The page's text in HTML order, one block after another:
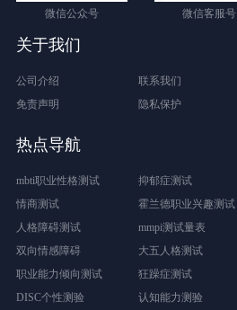
微信公众号 微信客服号
关于我们
公司介绍 联系我们
免责声明
隐私保护
热点导航
mbti职业性格测试 抑郁症测试
情商测试
霍兰德职业兴趣测试
人格障碍测试
mmpi测试量表
双向情感障碍
大五人格测试
职业能力倾向测试
狂躁症测试
DISC个性测验
认知能力测验